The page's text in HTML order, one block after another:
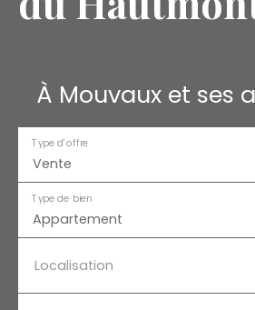
À Mouvaux et ses
Vente
Type d'offre
Appartement
Type de bien
Localisation